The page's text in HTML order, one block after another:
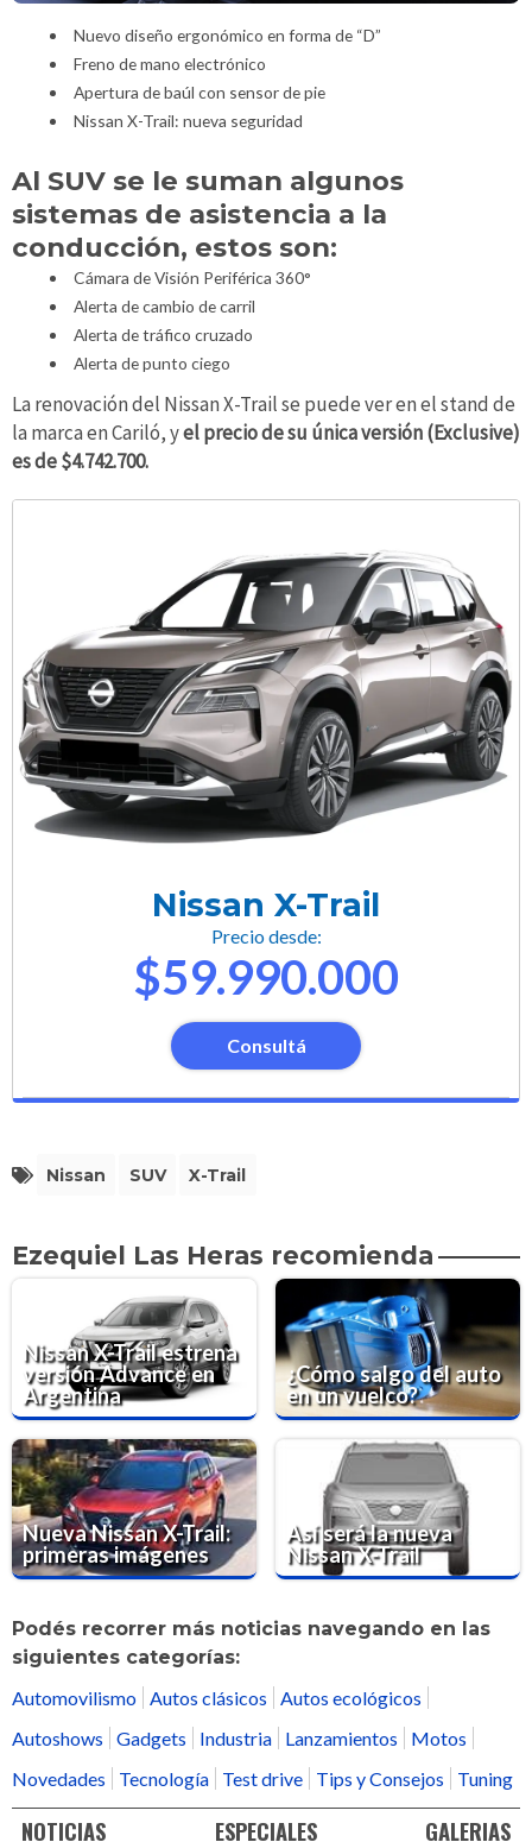
Nuevo diseño ergonómico en forma de “D”
Freno de mano electrónico
Apertura de baúl con sensor de pie
Nissan X-Trail: nueva seguridad
Al SUV se le suman algunos
sistemas de asistencia a la
conducción, estos son:
Cámara de Visión Periférica 360°
Alerta de cambio de carril
Alerta de tráfico cruzado
Alerta de punto ciego
La renovación del Nissan X-Trail se puede ver en el stand de
la marca en Cariló, yel precio de su única versión (Exclusive)
es de $4.742.700.
Nissan X-Trail
Precio desde:
$59.990.000
Consultá
Nissan SUV X-Trail
Ezequiel Las Heras recomienda
Nissan X-Trail estrena
versión Advance en
Argentina
¿Cómo salgo del auto
en un vuelco?
Nueva Nissan X-Trail:
primeras imágenes
Así será la nueva
Nissan X-Trail
Podés recorrer más noticias navegando en las
siguientes categorías:
Automovilismo
Autos clásicos
Autos ecológicos
Autoshows
Gadgets Industria Lanzamientos
Motos
Novedades
Tecnología Test drive Tips y Consejos Tuning
NOTICIAS ESPECIALES GALERIAS